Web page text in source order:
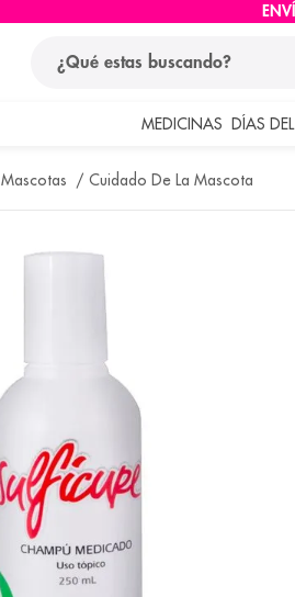
MEDICINAS DÍAS
Mascotas Cuidado De La Mascota
términos más
1. protector solar
shampoo
bioderma
8. panolini
9. pediasure